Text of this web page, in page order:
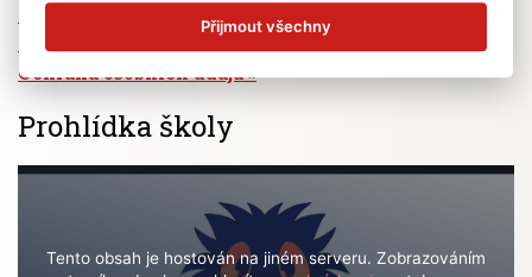
Volná pracovní místa
Zřizovatel školy (MČ Praha 6)
Ochrana osobních údajů
Prohlídka školy
Tento obsah je hostován na jiném serveru. Zobrazováním
Přijmout všechny